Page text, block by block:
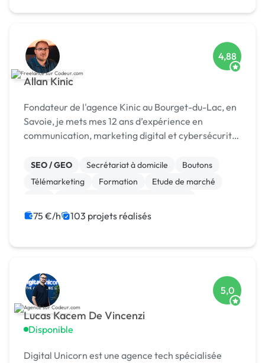
Allan Kinic
4,88
Fondateur de l'agence Kinic au Bourget-du-Lac, en
Savoie, je mets mes 12 ans d’expérience en
communication, marketing digital et cybersécurité
le secteur du sport, je conçois des stratégies de
mar...
SEO / GEO Secrétariat à domicile
Boutons
Télémarketing
Formation
Etude de marché
Animation 3D
Création ou conversion ebook
75 €/h 103 projets réalisés
Lucas Kacem De Vincenzi
Disponible
5,0
Digital Unicorn est une agence tech spécialisée